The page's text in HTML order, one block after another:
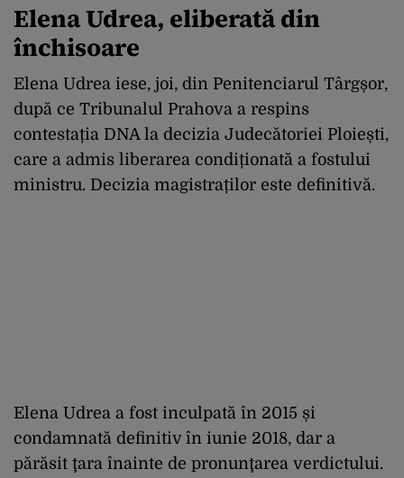
Elena Udrea, eliberată din
închisoare
Elena Udrea iese, joi, din Penitenciarul Târgșor,
după ce Tribunalul Prahova a respins
contestația DNA la decizia Judecătoriei Ploiești,
care a admis liberarea condiționată a fostului
ministru. Decizia magistraților este definitivă.
Elena Udrea a fost inculpată în 2015 și
condamnată definitiv în iunie 2018, dar a
părăsit ţara înainte de pronunţarea verdictului.